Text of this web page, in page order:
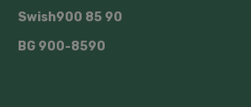
Swish900 85 90
BG 900-8590